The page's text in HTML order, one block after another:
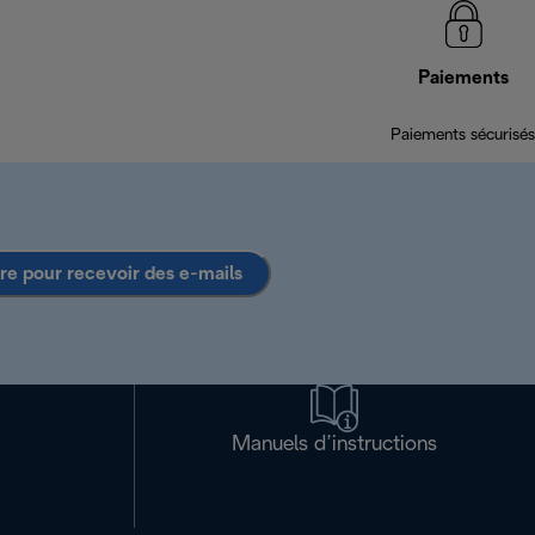
Paiements
Paiements sécurisés
pour recevoir des e-mails
Manuels d’instructions